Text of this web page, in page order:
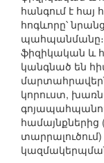
հանգում է հայ
հոգևորը՝
պահպանմանը։
ֆիզիկական և
կանգնած են
կորուստ,